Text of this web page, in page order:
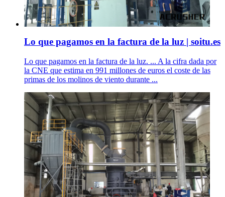
Lo que pagamos en la factura de la luz | soitu.es
Lo que pagamos en la factura de la luz. ... A la cifra dada por
la CNE que estima en 991 millones de euros el coste de las
primas de los molinos de viento durante ...